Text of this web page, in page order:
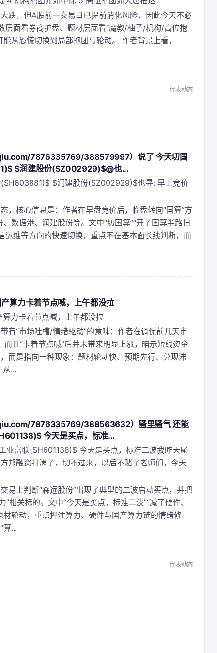
跌，但A股前一交易日已提前消化风险，因此今天不必
面看券商护盘、题材层面看“魔教/柚子/机构/高位抱
从恐慌切换到局部抱团与轮动。 作者背景上看，
代表动态
7876335769/388579997）说了 今天切国
$润建股份(SZ002929)$@也...
$润建股份(SZ002929)$也寻: 早上竞价
，核心信息是：作者在早盘竞价后，临盘转向“国算”方
数据港、润建股份等。文中“切国算”“开了国算半路扫
维等方向的快速切换，重点不在基本面长线判断，而
算力卡着节点喊，上午都没拉
力卡着节点喊，上午都没拉
有“市场吐槽/情绪驱动”的意味：作者在调侃前几天市
且“卡着节点喊”后并未带来明显上涨，暗示短线资金
而是指向一种现象：题材轮动快、预期先行、兑现滞
从...
7876335769/388563632）骚里骚气 还能
今天是买点，标准...
富联(SH601138)$ 今天是买点，标准二波我昨天尾
邦融资打满了，切不过来，以后不赌了老师们，今天
易上判断“森远股份”出现了典型的二波启动买点，并把
关标的。文中“今天是买点，标准二波”“减了硬件、
轮动，重点押注算力、硬件与国产算力链的情绪修
算...
代表动态